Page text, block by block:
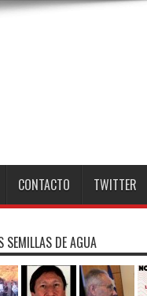
CONTACTO TWITTER
SEMILLAS DE AGUA